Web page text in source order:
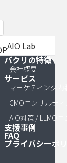
2026年に入っ
した相談を受
ける機会が本
当に増えまし
た。一方で
「AI
Overviewに
引用されるよ
うになってか
ら、指名 […]
AIO Lab
サイトマッ
バクリの特徴
会社概要
サービス
マーケティング内
CMOコンサルテ
AIO対策 / LLMO
支援事例
FAQ
プライバシーポ